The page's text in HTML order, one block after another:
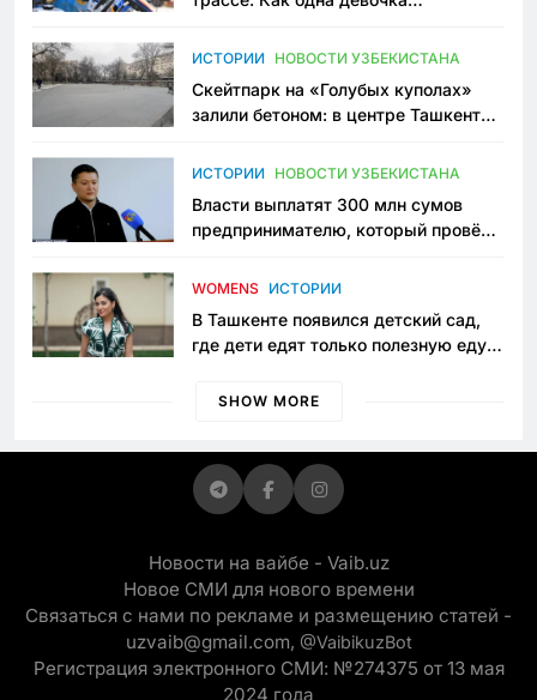
Узбекистане
ИСТОРИИ НОВОСТИ УЗБЕКИСТАНА
Скейтпарк на «Голубых куполах»
залили бетоном: в центре Ташкента
пространство
ИСТОРИИ НОВОСТИ УЗБЕКИСТАНА
Власти выплатят 300 млн сумов
предпринимателю, который провёл
приговору
WOMENS ИСТОРИИ
В Ташкенте появился детский сад,
где дети едят только полезную еду.
просить «кашу без сахара»
SHOW MORE
Новости на вайбе - Vaib.uz
Новое СМИ для нового времени
Связаться с нами по рекламе и размещению статей -
uzvaib@gmail.com, @VaibikuzBot
Регистрация электронного СМИ: №274375 от 13 мая
2024 года